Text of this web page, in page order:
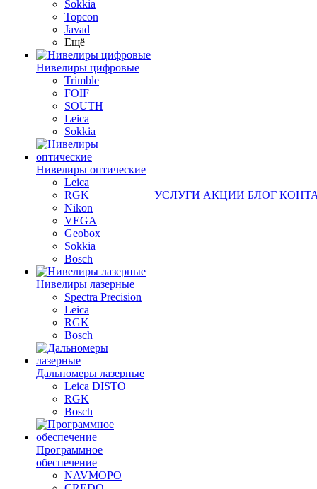
Sokkia
Topcon
Javad
Ещё
Нивелиры цифровые
Trimble
FOIF
SOUTH
Leica
Sokkia
Нивелиры оптические
Leica
RGK
Nikon
VEGA
Geobox
Sokkia
Bosch
Нивелиры лазерные
Spectra Precision
Leica
RGK
Bosch
Дальномеры лазерные
Leica DISTO
RGK
Bosch
Программное
обеспечение
NAVMOPO
УСЛУГИ АКЦИИ БЛОГ